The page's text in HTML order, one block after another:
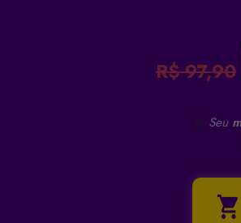
R$ 97,90
🌞 Seu